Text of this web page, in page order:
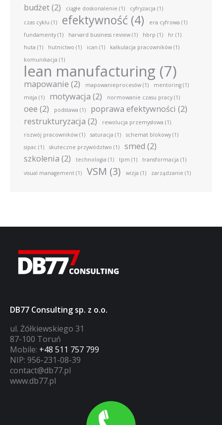
budżet(2) ciągłe doskonalenie (1) cyfryzacja (1)
czas cyklu (1) efektywność (4) era cyfrowa (1)
fundamenty (1) harvard business review (1) hbrp (1) hr (1)
huta (1) hutnictwo (1) ican (1) kalkulacja pracowników (1)
komunikacja (1)
lean manufacturing (7)
mapowanie (2) mapowanieprocesów (1) mentoring (1)
misja (1) motywacja (2) normowanie czasu pracy (1)
oee (2) podstawa (1) poprawa efektywności (2)
restrukturyzacja (2) rewolucja przemysłowa (1)
rozwój pracowników (1) saturacja (1) schemat blokowy (1)
sipac (1) skuteczne przywództwo (1) smed (2)
szkolenia (2) technologia (1) tpm (1) transformacja (1)
visual management (1) VSM (3) wizja (1) zarządzanie (1)
DB77 Consulting sp. z o.o.
ul. Żółkiewskiego 31
87-100 Toruń
Mobile: +48 511 757 799
NIP: 956-231-08-39
contact@db77.pl
www.db77.pl